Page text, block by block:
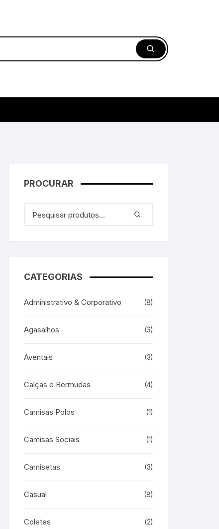
PROCURAR
CATEGORIAS
Administrativo & Corporativo (8)
Agasalhos (3)
Aventais (3)
Calças e Bermudas (4)
Camisas Polos (1)
Camisas Sociais (1)
Camisetas (3)
Casual (8)
Coletes (2)